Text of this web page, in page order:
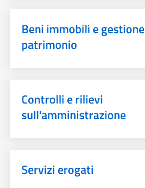
Beni immobili e gestione
patrimonio
Controlli e rilievi
sull'amministrazione
Servizi erogati